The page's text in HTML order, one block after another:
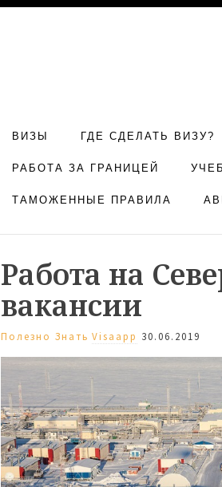
ВИЗЫ ГДЕ СДЕЛАТЬ ВИЗУ?
РАБОТА ЗА ГРАНИЦЕЙ
ТАМОЖЕННЫЕ ПРАВИЛА
Работа на
вакансии
Полезно Знать Visaapp 30.06.2019